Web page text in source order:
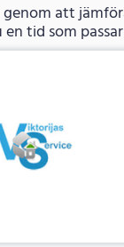
att
tid som